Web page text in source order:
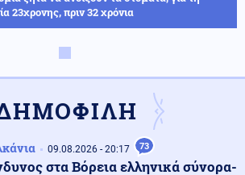
23χρονης, πριν 32 χρόνια
από επιθέσεις των Χούθι στην Υεμένη
09.08.2026 - 23:22
έριξαν οξύ σε κλειδαριές, για να
09.08.2026 - 20:17 73
στα Βόρεια ελληνικά σύνορα-